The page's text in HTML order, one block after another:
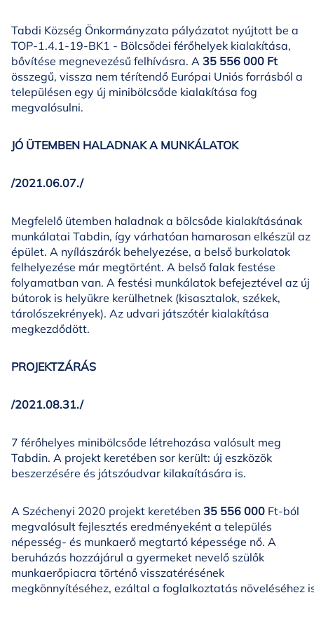
Tabdi Község Önkormányzata pályázatot nyújtott be a
TOP-1.4.1-19-BK1 - Bölcsődei férőhelyek kialakítása,
bővítése megnevezésű felhívásra. A 35 556 000 Ft
összegű, vissza nem térítendő Európai Uniós forrásból a
településen egy új minibölcsőde kialakítása fog
megvalósulni.
JÓ ÜTEMBEN HALADNAK A MUNKÁLATOK
/2021.06.07./
Megfelelő ütemben haladnak a bölcsőde kialakításának
munkálatai Tabdin, így várhatóan hamarosan elkészül az
épület. A nyílászárók behelyezése, a belső burkolatok
felhelyezése már megtörtént. A belső falak festése
folyamatban van. A festési munkálatok befejeztével az új
bútorok is helyükre kerülhetnek (kisasztalok, székek,
tárolószekrények). Az udvari játszótér kialakítása
megkezdődött.
PROJEKTZÁRÁS
/2021.08.31./
7 férőhelyes minibölcsőde létrehozása valósult meg
Tabdin. A projekt keretében sor került: új eszközök
beszerzésére és játszóudvar kilakaítására is.
A Széchenyi 2020 projekt keretében 35 556 000 Ft-ból
megvalósult fejlesztés eredményeként a település
népesség- és munkaerő megtartó képessége nő. A
beruházás hozzájárul a gyermeket nevelő szülők
munkaerőpiacra történő visszatérésének
megkönnyítéséhez, ezáltal a foglalkoztatás növeléséhez